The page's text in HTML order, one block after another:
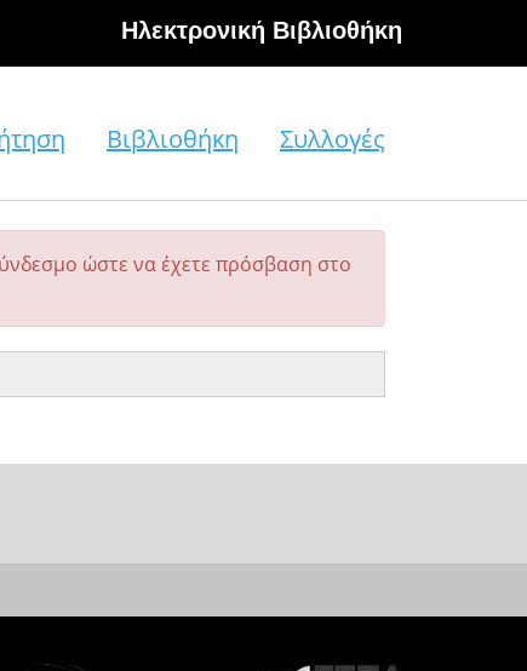
Hλεκτρονική Βιβλιοθήκη
Βιβλιοθήκη Συλλογές
ώστε να έχετε πρόσβαση στο